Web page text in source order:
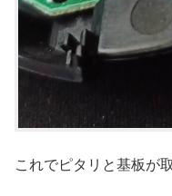
これでピタリと基板が